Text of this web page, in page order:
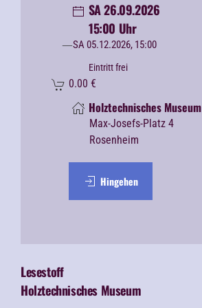
SA 26.09.2026
15:00 Uhr
SA 05.12.2026, 15:00
Eintritt frei
0.00 €
Holztechnisches Museum
Max-Josefs-Platz 4
Rosenheim
Hingehen
Lesestoff
Holztechnisches Museum